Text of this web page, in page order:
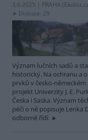
3.6.2025 | PRAHA (Ekolist.cz
Diskuse: 29
Význam lučních sadů a
historický. Na ochranu a
prvků v česko-
projekt Univerzity J. E.
Česka i Saska. Význam
péči o ně popisuje Lenka
odborně řídí.